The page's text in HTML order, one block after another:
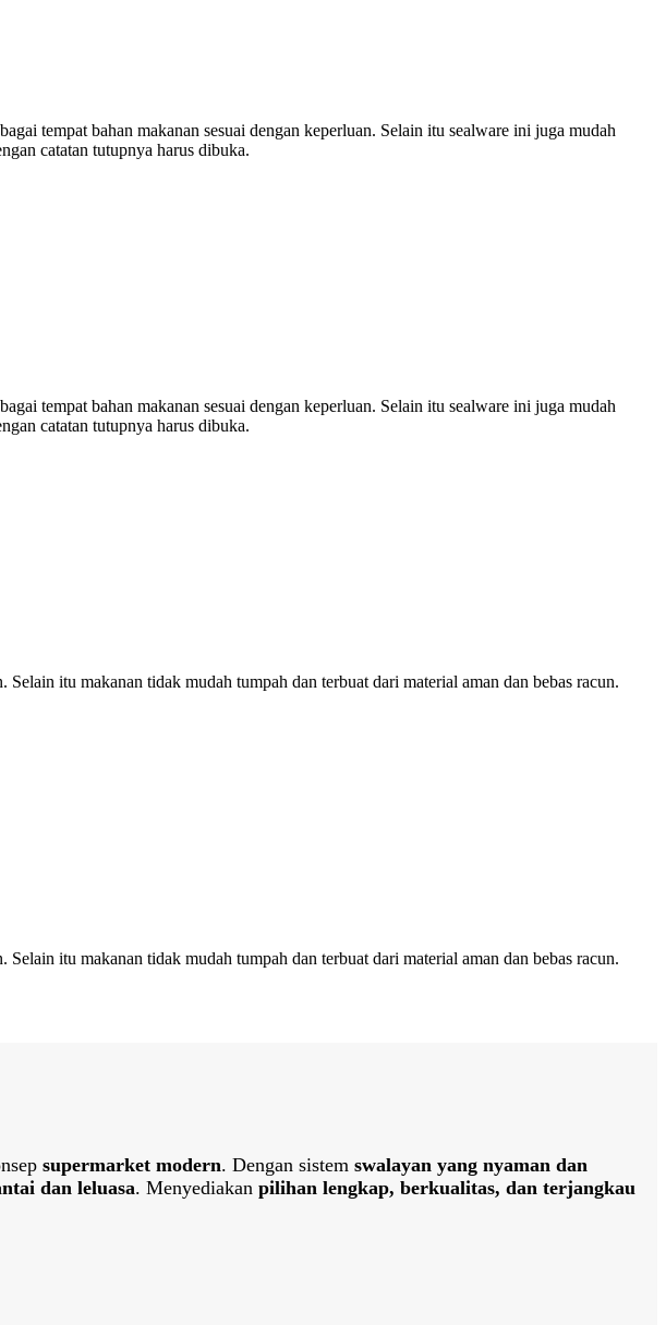
tempat bahan makanan sesuai dengan keperluan. Selain itu sealware ini juga mudah
catatan tutupnya harus dibuka.
tempat bahan makanan sesuai dengan keperluan. Selain itu sealware ini juga mudah
catatan tutupnya harus dibuka.
itu makanan tidak mudah tumpah dan terbuat dari material aman dan bebas racun.
itu makanan tidak mudah tumpah dan terbuat dari material aman dan bebas racun.
supermarket modern. Dengan sistem swalayan yang nyaman dan
dan leluasa. Menyediakan pilihan lengkap, berkualitas, dan terjangkau